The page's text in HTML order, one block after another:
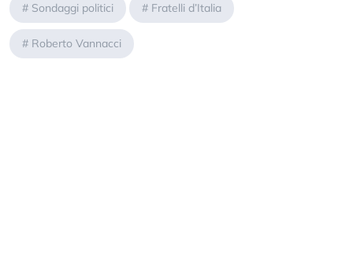
# Sondaggi politici # Fratelli d’Italia
# Roberto Vannacci